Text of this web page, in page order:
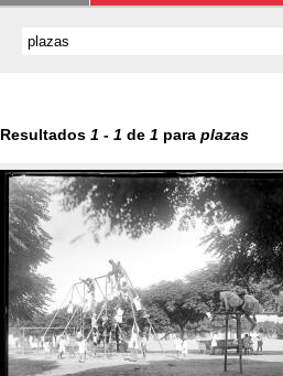
Resultados 1 - 1 de 1 para plazas